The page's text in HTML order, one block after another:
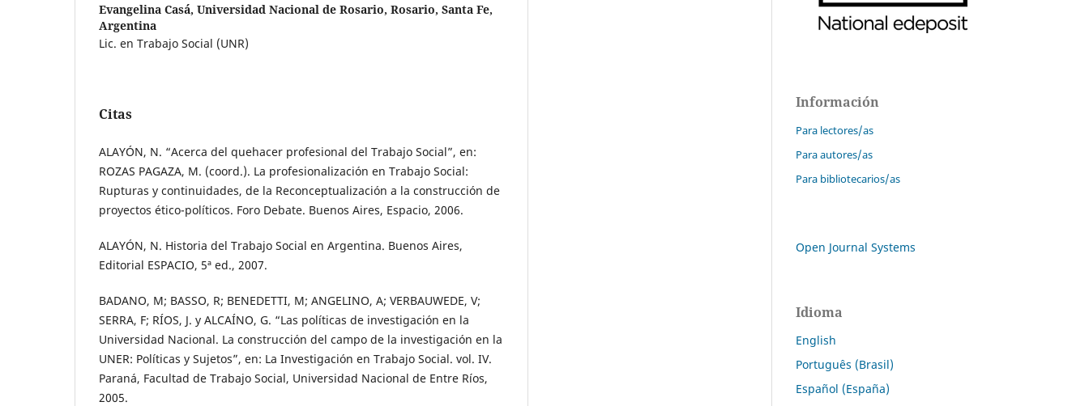
Evangelina Casá, Universidad Nacional de Rosario, Rosario, Santa Fe,
Argentina
Lic. en Trabajo Social (UNR)
Citas
ALAYÓN, N. “Acerca del quehacer profesional del Trabajo Social”, en:
ROZAS PAGAZA, M. (coord.). La profesionalización en Trabajo Social:
Rupturas y continuidades, de la Reconceptualización a la construcción de
proyectos ético-políticos. Foro Debate. Buenos Aires, Espacio, 2006.
ALAYÓN, N. Historia del Trabajo Social en Argentina. Buenos Aires,
Editorial ESPACIO, 5ª ed., 2007.
BADANO, M; BASSO, R; BENEDETTI, M; ANGELINO, A; VERBAUWEDE, V;
SERRA, F; RÍOS, J. y ALCAÍNO, G. “Las políticas de investigación en la
Universidad Nacional. La construcción del campo de la investigación en la
UNER: Políticas y Sujetos”, en: La Investigación en Trabajo Social. vol. IV.
Paraná, Facultad de Trabajo Social, Universidad Nacional de Entre Ríos,
2005.
Información
Para lectores/as
Para autores/as
Para bibliotecarios/as
Open Journal Systems
Idioma
English
Português (Brasil)
Español (España)